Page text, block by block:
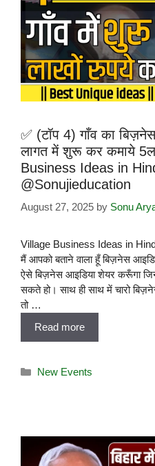
✅ (टॉप 4) गाँव का
लागत में शुरू कर कमाये
Business Ideas in
@Sonujieducation
August 27, 2025 by Sonu
Village Business Ideas in
मैं आपको बताने वाला हूँ बिज़नेस
ऐसे बिज़नेस आइडिया शेयर करूँगा
सकते हो। साथ ही साथ में चारो
तो …
Read more
New Events